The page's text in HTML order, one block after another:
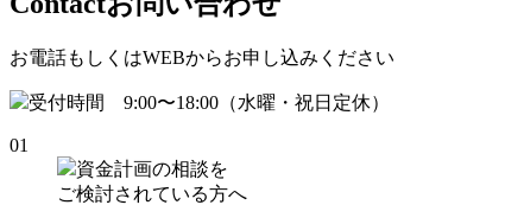
お電話もしくはWEBからお申し込みください
受付時間 9:00〜18:00（水曜・祝日定休）
01
資金計画の相談を
ご検討されている方へ